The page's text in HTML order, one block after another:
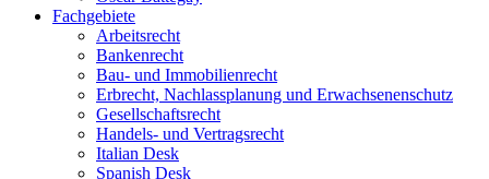
Fachgebiete
Arbeitsrecht
Bankenrecht
Bau- und Immobilienrecht
Erbrecht, Nachlassplanung und Erwachsenenschutz
Gesellschaftsrecht
Handels- und Vertragsrecht
Italian Desk
Spanish Desk